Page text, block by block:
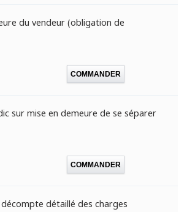
du vendeur (obligation de
COMMANDER
sur mise en demeure de se séparer
COMMANDER
détaillé des charges